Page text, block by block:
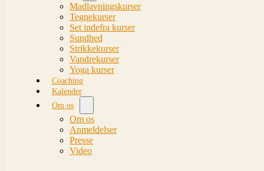
Madlavningskurser
Tegnekurser
Set indefra kurser
Sundhed
Strikkekurser
Vandrekurser
Yoga kurser
Coaching
Kalender
Om os
Om os
Anmeldelser
Presse
Video